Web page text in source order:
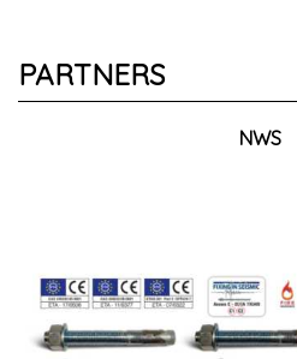
PARTNERS
NWS